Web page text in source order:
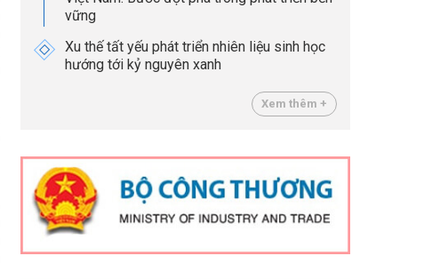
vững
Xu thế tất yếu phát triển nhiên liệu sinh học
hướng tới kỷ nguyên xanh
Xem thêm +